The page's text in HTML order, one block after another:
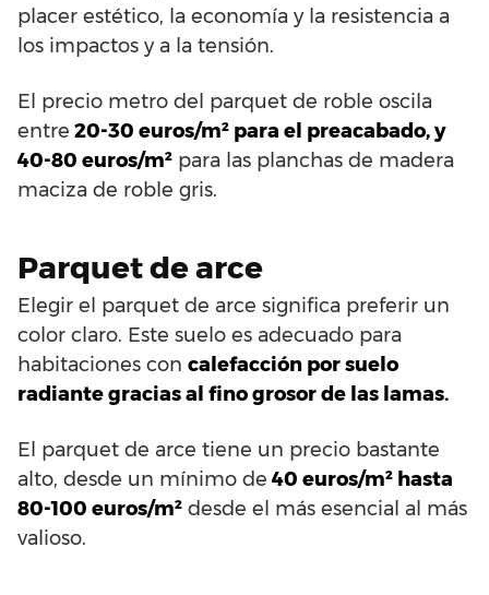
placer estético, la economía y la resistencia a
los impactos y a la tensión.
El precio metro del parquet de roble oscila
entre 20-30 euros/m² para el preacabado, y
40-80 euros/m² para las planchas de madera
maciza de roble gris.
Parquet de arce
Elegir el parquet de arce significa preferir un
color claro. Este suelo es adecuado para
habitaciones con calefacción por suelo
radiante gracias al fino grosor de las lamas.
El parquet de arce tiene un precio bastante
alto, desde un mínimo de 40 euros/m² hasta
80-100 euros/m² desde el más esencial al más
valioso.